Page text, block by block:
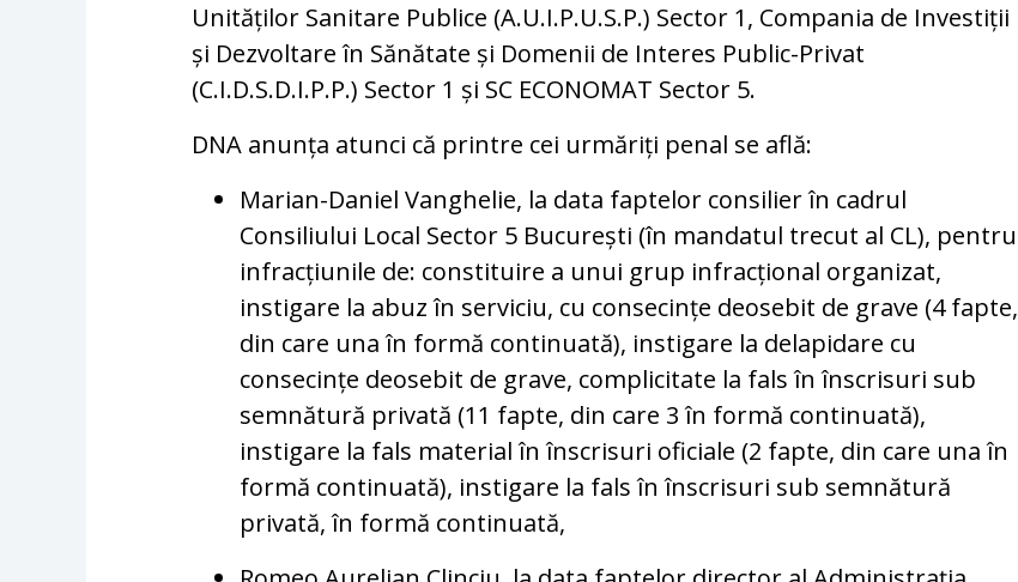
Unităților Sanitare Publice (A.U.I.P.U.S.P.) Sector 1, Compania de Investiții
și Dezvoltare în Sănătate și Domenii de Interes Public-Privat
(C.I.D.S.D.I.P.P.) Sector 1 și SC ECONOMAT Sector 5.
DNA anunța atunci că printre cei urmăriți penal se află:
Marian-Daniel Vanghelie, la data faptelor consilier în cadrul
Consiliului Local Sector 5 București (în mandatul trecut al CL), pentru
infracțiunile de: constituire a unui grup infracțional organizat,
instigare la abuz în serviciu, cu consecințe deosebit de grave (4 fapte,
din care una în formă continuată), instigare la delapidare cu
consecințe deosebit de grave, complicitate la fals în înscrisuri sub
semnătură privată (11 fapte, din care 3 în formă continuată),
instigare la fals material în înscrisuri oficiale (2 fapte, din care una în
formă continuată), instigare la fals în înscrisuri sub semnătură
privată, în formă continuată,